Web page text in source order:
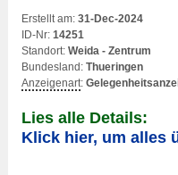
Erstellt am: 31-Dec-2024
ID-Nr: 14251
Standort: Weida - Zentrum
Bundesland: Thueringen
Anzeigenart:
Lies alle Details:
Klick hier, um alles